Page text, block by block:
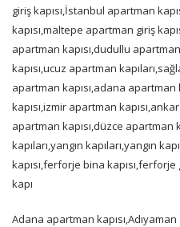
giriş kapısı,İstanbul apartman
kapısı,maltepe apartman giriş
apartman kapısı,dudullu
kapısı,ucuz apartman
apartman kapısı,adana apartman
kapısı,izmir apartman
apartman kapısı,düzce apartman
kapıları,yangın kapıları,yangın
kapısı,ferforje bina kapısı,ferforje
kapı
Adana apartman